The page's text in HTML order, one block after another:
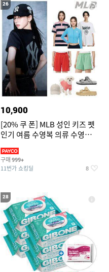
26
10,900
[20% 쿠 폰] MLB 성인 키즈 펫
인기 여름 수영복 의류 수영복
구매 999+
11번가 쇼킹딜 8
28